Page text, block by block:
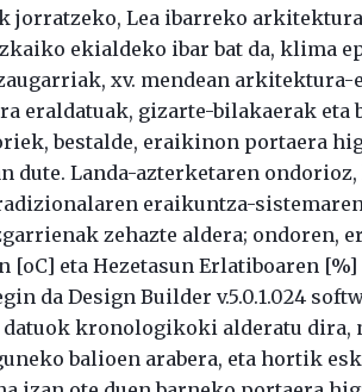
jorratzeko, Lea ibarreko
ekialdeko ibar bat da, klima
xv. mendean
eraldatuak, gizarte-bilakaerak eta
bestalde, eraikinon portaera
dute. Landa-azterketaren
eraikuntza-
zehazte aldera; ondoren,
[oC] eta Hezetasun Erlatiboaren
da Design Builder v.5.0.1.024
kronologikoki alderatu dira,
balioen arabera, eta hortik